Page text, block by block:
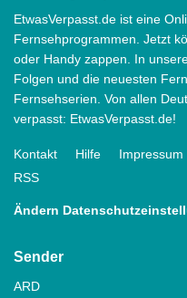
EtwasVerpasst.de ist eine
Fernsehprogrammen. Jetzt
oder Handy zappen. In
Folgen und die neuesten
Fernsehserien. Von allen
verpasst: EtwasVerpasst.de!
Kontakt Hilfe Impressum
RSS
Ändern
Sender
ARD